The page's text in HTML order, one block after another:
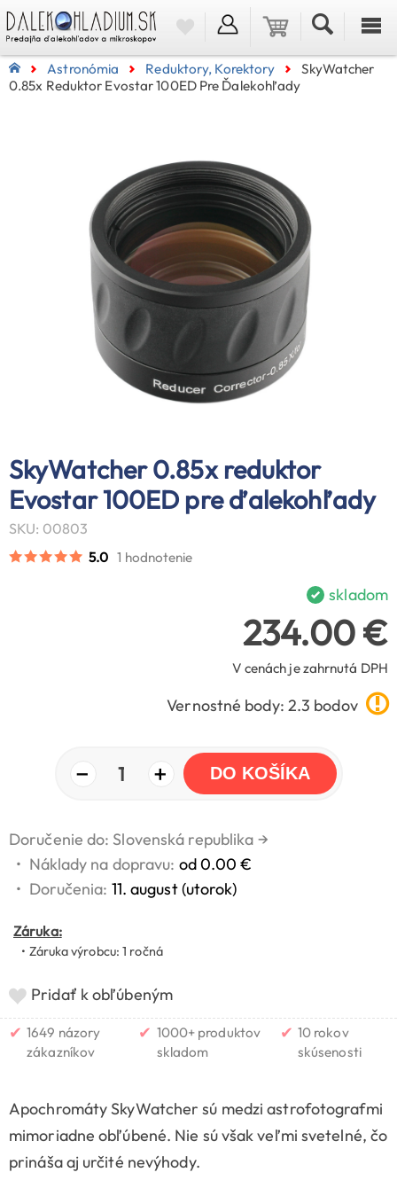
Astronómia Reduktory, Korektory
SkyWatcher
0.85x Reduktor Evostar 100ED Pre Ďalekohľady
SkyWatcher 0.85x reduktor
Evostar 100ED pre ďalekohľady
SKU: 00803
5.0 1 hodnotenie
skladom
234.00 €
V cenách je zahrnutá DPH
Vernostné body: 2.3 bodov
− 1 + DO KOŠÍKA
Doručenie do: Slovenská republika →
• Náklady na dopravu: od 0.00 €
• Doručenia: 11. august (utorok)
Záruka:
• Záruka výrobcu: 1 ročná
Pridať k obľúbeným
✔ 1649 názory
zákazníkov
✔ 1000+ produktov
skladom
✔ 10 rokov
skúsenosti
Apochromáty SkyWatcher sú medzi astrofotografmi
mimoriadne obľúbené. Nie sú však veľmi svetelné, čo
prináša aj určité nevýhody.